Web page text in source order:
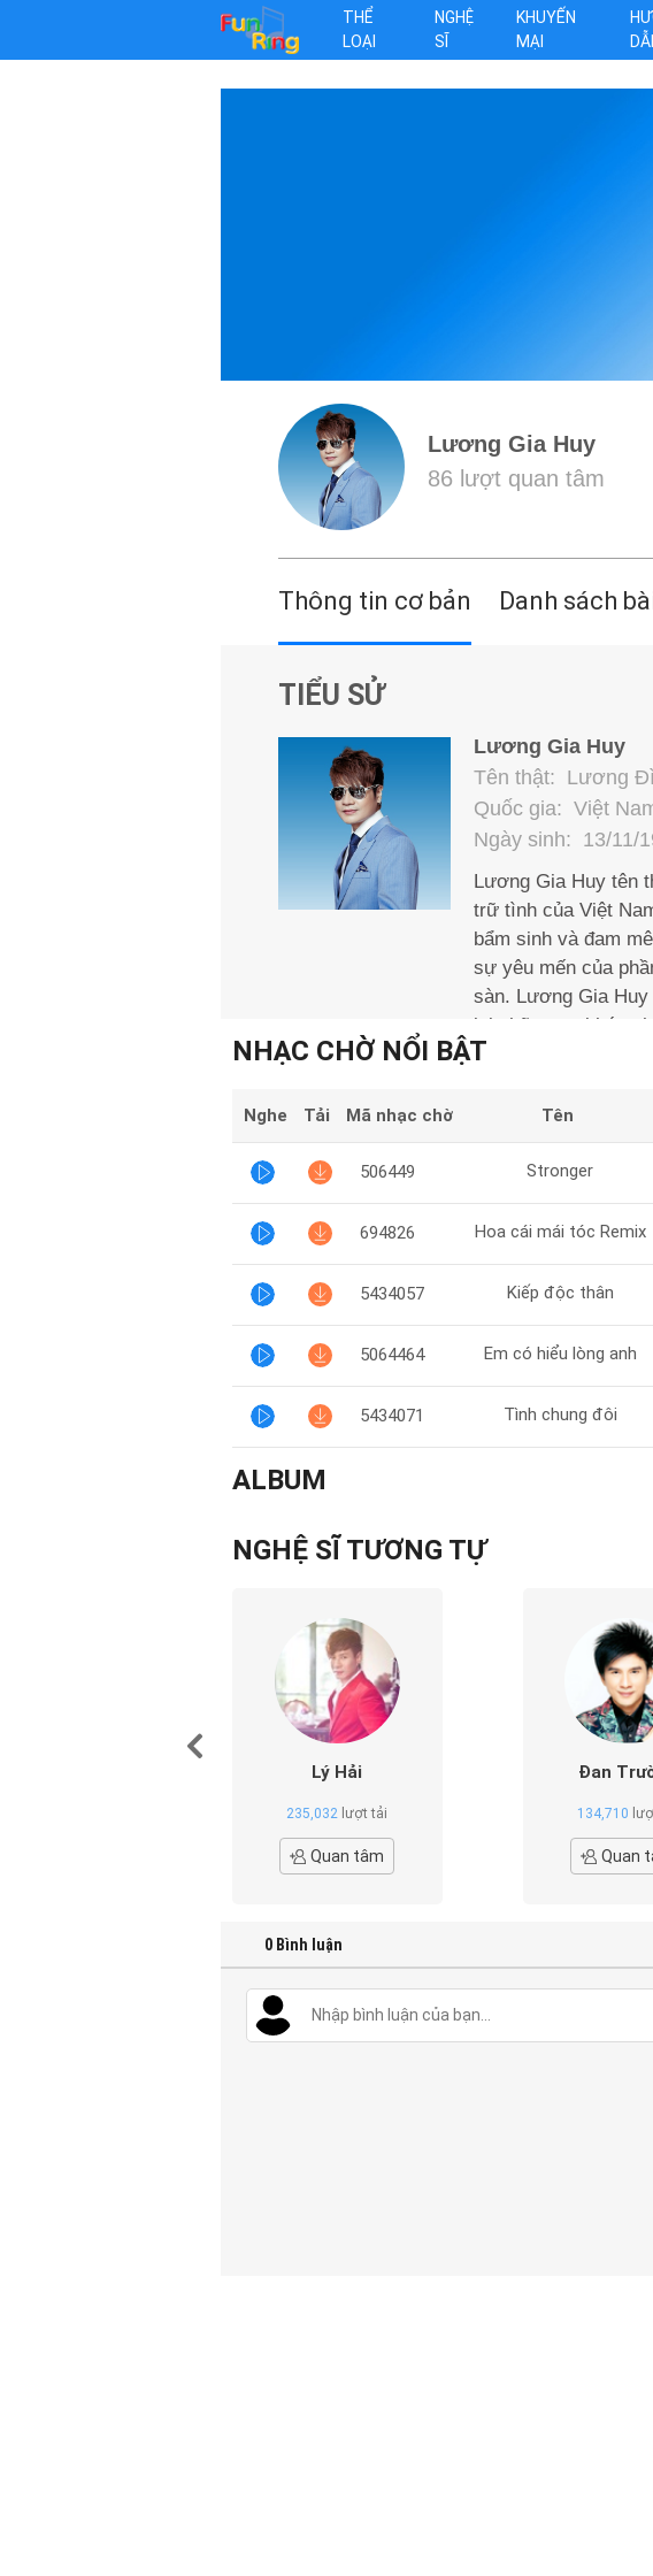
THỂ
LOẠI
NGHỆ
SĨ
KHUYẾN
MẠI
Lương Gia Huy
86 lượt quan tâm
Thông tin cơ bản Danh sách
TIỂU SỬ
Lương Gia Huy
Tên thật: Lương
Quốc gia: Việt
Ngày sinh: 13/11/
Lương Gia Huy tên
trữ tình của Việt
bẩm sinh và đam
sự yêu mến của
sàn. Lương Gia
lại những ca khúc
NHẠC CHỜ NỔI BẬT
Nghe Tải Mã nhạc chờ Tên
506449 Stronger
694826 Hoa cái mái tóc Remix
5434057 Kiếp độc thân
5064464 Em có hiểu lòng anh
5434071 Tình chung đôi
ALBUM
NGHỆ SĨ TƯƠNG TỰ
Lý Hải
235,032 lượt tải
Quan tâm
Đan
134,710
Quan
0 Bình luận